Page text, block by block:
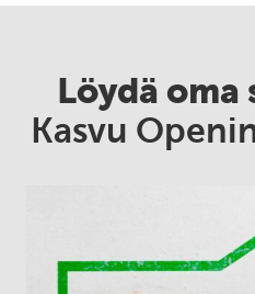
Löydä oma
Kasvu